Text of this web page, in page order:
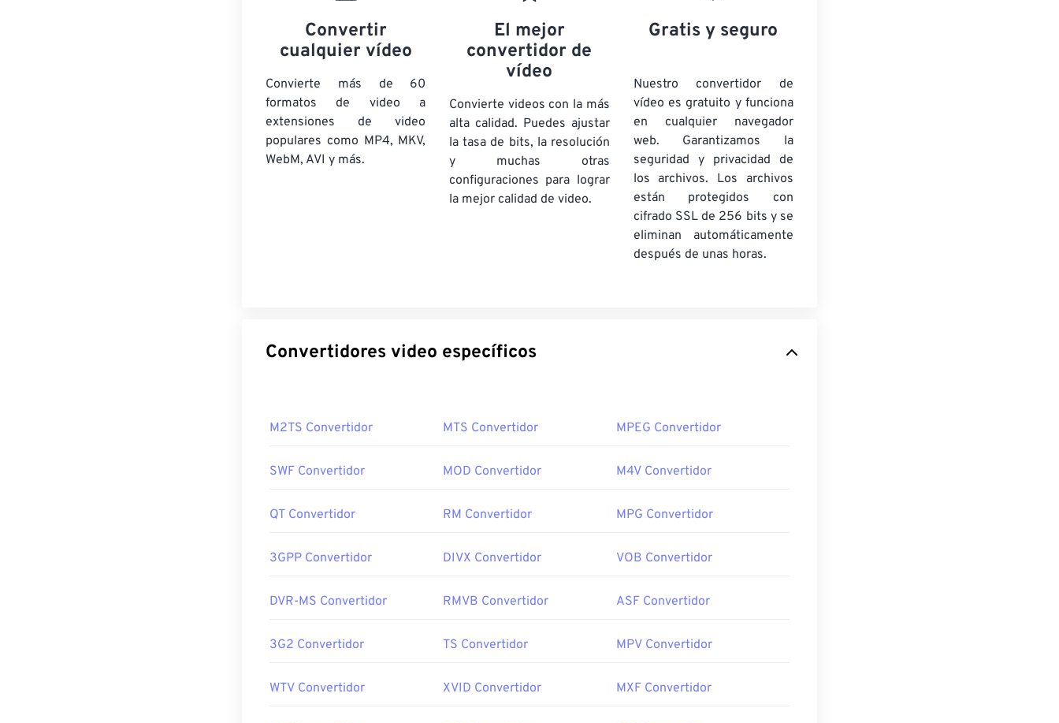
Convertir
cualquier vídeo
Convierte más de 60
formatos de video a
extensiones de video
populares como MP4, MKV,
WebM, AVI y más.
El mejor
convertidor de
vídeo
Convierte videos con la más
alta calidad. Puedes ajustar
la tasa de bits, la resolución
y muchas otras
configuraciones para lograr
la mejor calidad de video.
Gratis y seguro
Nuestro convertidor de
vídeo es gratuito y funciona
en cualquier navegador
web. Garantizamos la
seguridad y privacidad de
los archivos. Los archivos
están protegidos con
cifrado SSL de 256 bits y se
eliminan automáticamente
después de unas horas.
Convertidores video específicos
M2TS Convertidor MTS Convertidor MPEG Convertidor
SWF Convertidor MOD Convertidor M4V Convertidor
QT Convertidor RM Convertidor MPG Convertidor
3GPP Convertidor DIVX Convertidor VOB Convertidor
DVR-MS Convertidor RMVB Convertidor ASF Convertidor
3G2 Convertidor TS Convertidor MPV Convertidor
WTV Convertidor XVID Convertidor MXF Convertidor